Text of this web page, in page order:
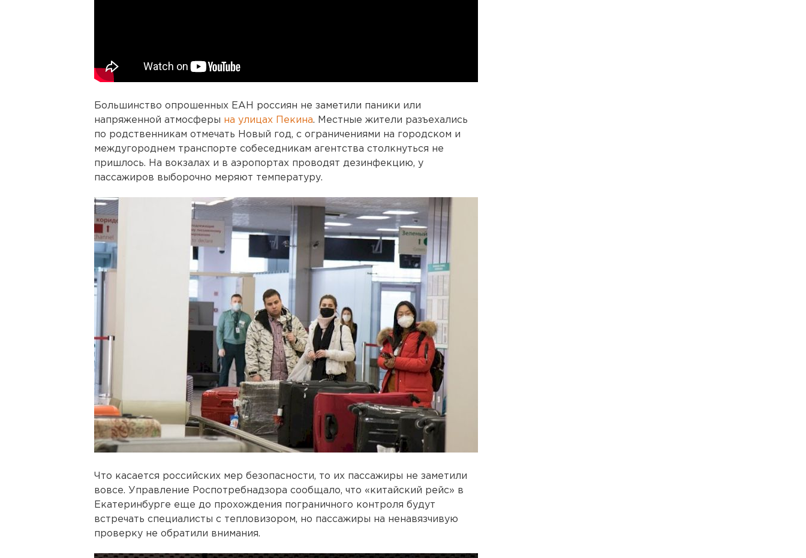
Большинство опрошенных ЕАН россиян не заметили паники или
напряженной атмосферы на улицах Пекина. Местные жители разъехались
по родственникам отмечать Новый год, с ограничениями на городском и
междугороднем транспорте собеседникам агентства столкнуться не
пришлось. На вокзалах и в аэропортах проводят дезинфекцию, у
пассажиров выборочно меряют температуру.
Что касается российских мер безопасности, то их пассажиры не заметили
вовсе. Управление Роспотребнадзора сообщало, что «китайский рейс» в
Екатеринбурге еще до прохождения пограничного контроля будут
встречать специалисты с тепловизором, но пассажиры на ненавязчивую
проверку не обратили внимания.